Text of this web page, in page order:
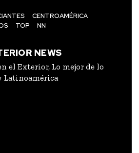
CENTROAMÉRICA
TOP NN
NEWS
el Exterior, Lo mejor de lo
Latinoamérica